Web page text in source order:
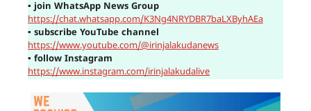
▪ join WhatsApp News Group
https://chat.whatsapp.com/K3Ng4NRYDBR7baLXByhAEa
▪ subscribe YouTube channel
https://www.youtube.com/@irinjalakudanews
▪ follow Instagram
https://www.instagram.com/irinjalakudalive